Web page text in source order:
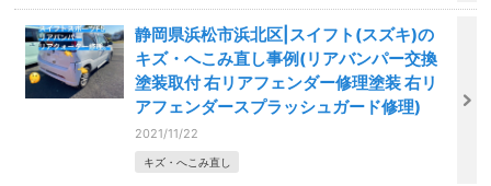
静岡県浜松市浜北区|スイフト(スズキ)の
キズ・へこみ直し事例(リアバンパー交換
塗装取付 右リアフェンダー修理塗装 右リ
アフェンダースプラッシュガード修理)
2021/11/22
キズ・へこみ直し